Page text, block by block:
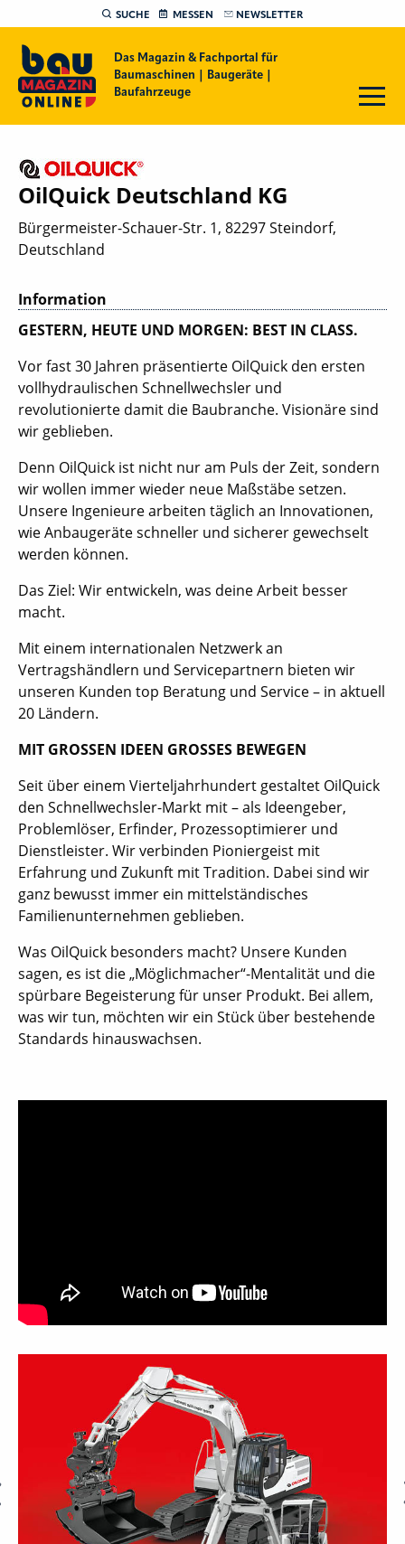
SUCHE MESSEN NEWSLETTER
Das Magazin & Fachportal für
Baumaschinen | Baugeräte |
Baufahrzeuge
OilQuick Deutschland KG
Bürgermeister-Schauer-Str. 1, 82297 Steindorf,
Deutschland
Information
GESTERN, HEUTE UND MORGEN: BEST IN CLASS.
Vor fast 30 Jahren präsentierte OilQuick den ersten
vollhydraulischen Schnellwechsler und
revolutionierte damit die Baubranche. Visionäre sind
wir geblieben.
Denn OilQuick ist nicht nur am Puls der Zeit, sondern
wir wollen immer wieder neue Maßstäbe setzen.
Unsere Ingenieure arbeiten täglich an Innovationen,
wie Anbaugeräte schneller und sicherer gewechselt
werden können.
Das Ziel: Wir entwickeln, was deine Arbeit besser
macht.
Mit einem internationalen Netzwerk an
Vertragshändlern und Servicepartnern bieten wir
unseren Kunden top Beratung und Service – in aktuell
20 Ländern.
MIT GROSSEN IDEEN GROSSES BEWEGEN
Seit über einem Vierteljahrhundert gestaltet OilQuick
den Schnellwechsler-Markt mit – als Ideengeber,
Problemlöser, Erfinder, Prozessoptimierer und
Dienstleister. Wir verbinden Pioniergeist mit
Erfahrung und Zukunft mit Tradition. Dabei sind wir
ganz bewusst immer ein mittelständisches
Familienunternehmen geblieben.
Was OilQuick besonders macht? Unsere Kunden
sagen, es ist die „Möglichmacher“-Mentalität und die
spürbare Begeisterung für unser Produkt. Bei allem,
was wir tun, möchten wir ein Stück über bestehende
Standards hinauswachsen.